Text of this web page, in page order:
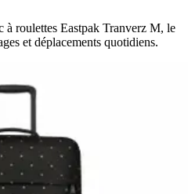
à roulettes Eastpak Tranverz M, le
et déplacements quotidiens.